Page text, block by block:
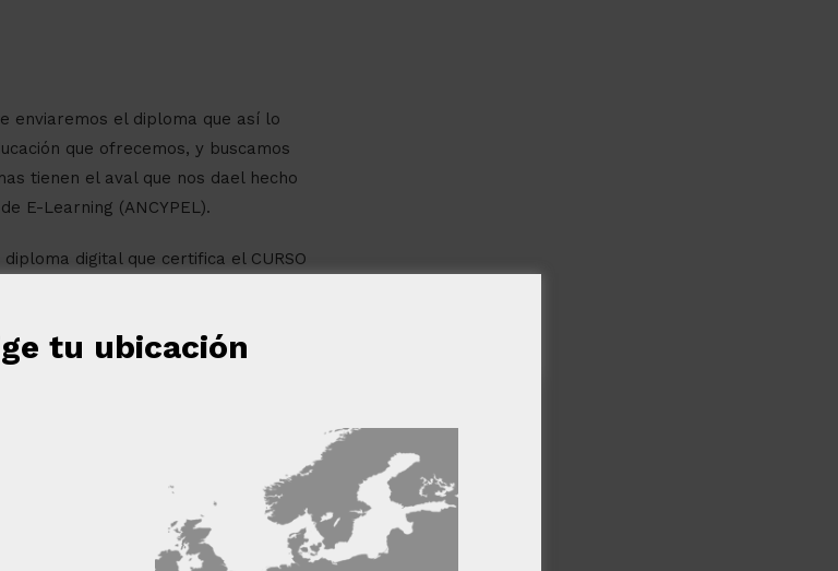
enviaremos el diploma que así lo
que ofrecemos, y buscamos
tienen el aval que nos dael hecho
E-Learning (ANCYPEL).
digital que certifica el CURSO
EN ASESORÍA Y
reconocido con 12 ECTS.
se reconoce y garantiza la
tu ubicación
la experiencia del usuario. Al utilizar nuestro sitio web,
con nuestra Política de cookies.Más información